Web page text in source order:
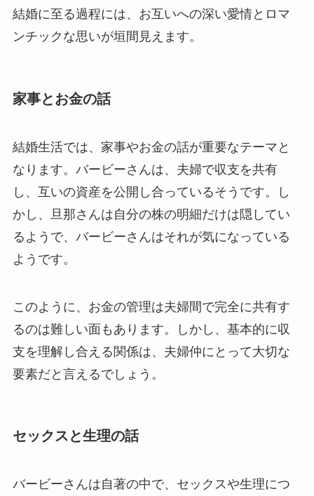
結婚に至る過程には、お互いへの深い愛情とロマ
ンチックな思いが垣間見えます。
家事とお金の話
結婚生活では、家事やお金の話が重要なテーマと
なります。バービーさんは、夫婦で収支を共有
し、互いの資産を公開し合っているそうです。し
かし、旦那さんは自分の株の明細だけは隠してい
るようで、バービーさんはそれが気になっている
ようです。
このように、お金の管理は夫婦間で完全に共有す
るのは難しい面もあります。しかし、基本的に収
支を理解し合える関係は、夫婦仲にとって大切な
要素だと言えるでしょう。
セックスと生理の話
バービーさんは自著の中で、セックスや生理につ